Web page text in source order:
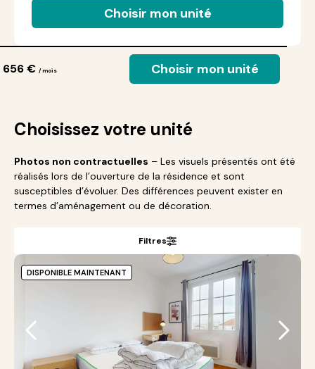
Choisir mon unité
656 € / mois Choisir mon unité
Choisissez votre unité
Photos non contractuelles – Les visuels présentés ont été
réalisés lors de l’ouverture de la résidence et sont
susceptibles d’évoluer. Des différences peuvent exister en
termes d’aménagement ou de décoration.
Filtres
DISPONIBLE MAINTENANT